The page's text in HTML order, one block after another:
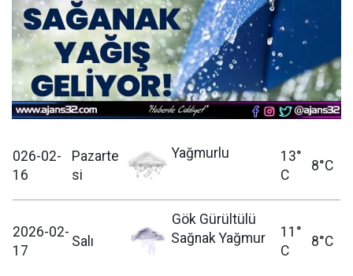
026-02-
16
Pazarte
si
Yağmurlu
13°
C
8°C
2026-02-
17
Salı
Gök Gürültülü
Sağnak Yağmur
11°
C
8°C